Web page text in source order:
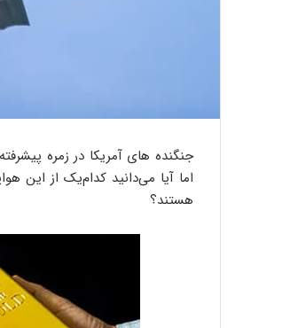
جنگنده های آمریکا در زمره
اما آیا می‌دانید کدام‌یک از این
هستند؟